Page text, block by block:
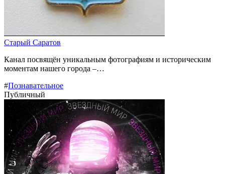
Старый Саратов
Канал посвящён уникальным фотографиям и историческим
моментам нашего города –…
#Познавательное
Публичный